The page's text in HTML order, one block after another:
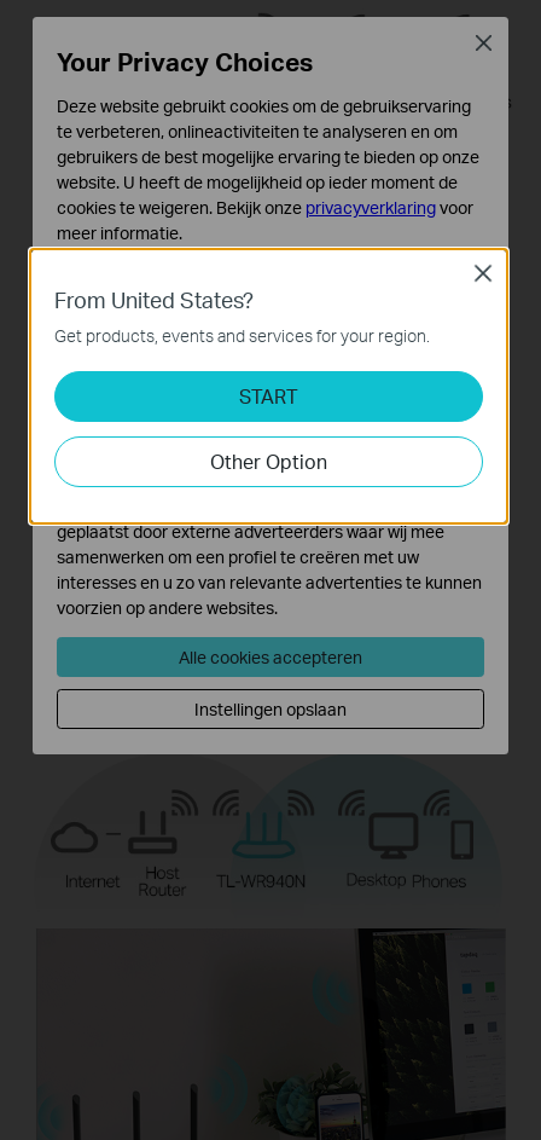
3. Range extender-modus
Versterk het bestaande draadloze bereik
in je kamer.
From United States?
Get products, events and services for your region.
START
Other Option
Close
Your Privacy Choices
Deze website gebruikt cookies om de gebruikservaring
te verbeteren, onlineactiviteiten te analyseren en om
gebruikers de best mogelijke ervaring te bieden op onze
website. U heeft de mogelijkheid op ieder moment de
cookies te weigeren. Bekijk onze privacyverklaringvoor
meer informatie.
Deze cookies zijn noodzakelijk voor de werking van de
website en kunnen niet worden uitgeschakeld.
Analyse en Marketing Cookies
Cookies voor analyse geven ons de mogelijkheid uw
activiteiten op onze website te volgen en zo de
functionaliteit van de website aan te passen en te
verbeteren.
geplaatst door externe adverteerders waar wij mee
samenwerken om een profiel te creëren met uw
interesses en u zo van relevante advertenties te kunnen
voorzien op andere websites.
Alle cookies accepteren
Instellingen opslaan
Close